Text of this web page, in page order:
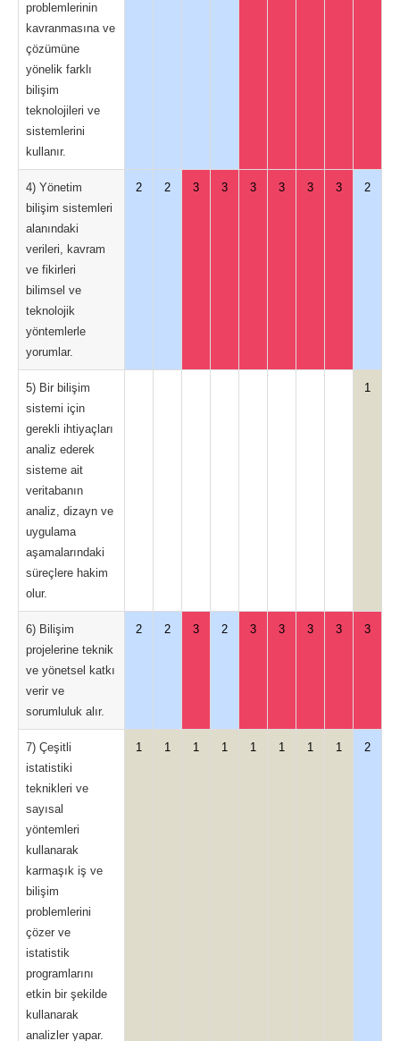
problemlerinin
kavranmasına ve
çözümüne
yönelik farklı
bilişim
teknolojileri ve
sistemlerini
kullanır.
4) Yönetim
bilişim sistemleri
alanındaki
verileri, kavram
ve fikirleri
bilimsel ve
teknolojik
yöntemlerle
yorumlar.
2 2 3 3 3 3 3 3 2
5) Bir bilişim
sistemi için
gerekli ihtiyaçları
analiz ederek
sisteme ait
veritabanın
analiz, dizayn ve
uygulama
aşamalarındaki
süreçlere hakim
olur.
1
6) Bilişim
projelerine teknik
ve yönetsel katkı
verir ve
sorumluluk alır.
2 2 3 2 3 3 3 3 3
7) Çeşitli
istatistiki
teknikleri ve
sayısal
yöntemleri
kullanarak
karmaşık iş ve
bilişim
problemlerini
çözer ve
istatistik
programlarını
etkin bir şekilde
kullanarak
analizler yapar.
1 1 1 1 1 1 1 1 2